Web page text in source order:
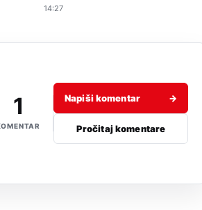
14:27
1 Napiši komentar →
Pročitaj komentare